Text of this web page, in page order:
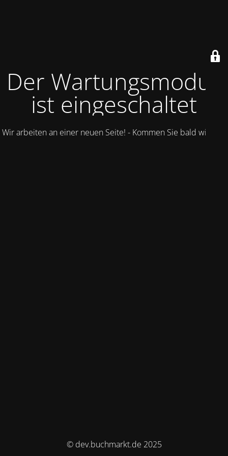
Der Wartungsmodus
ist eingeschaltet
Wir arbeiten an einer neuen Seite! - Kommen Sie bald wieder.
© dev.buchmarkt.de 2025